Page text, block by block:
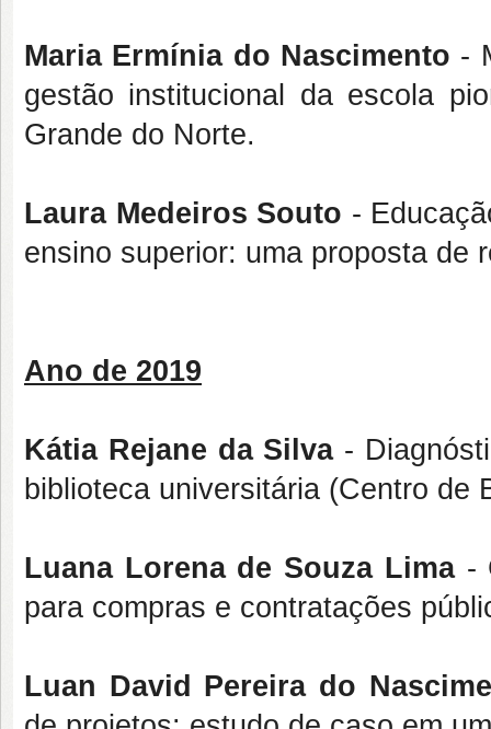
Maria Ermínia do Nascimento -
gestão institucional da escola
Grande do Norte.
Laura Medeiros Souto -
ensino superior: uma proposta de
Ano de 2019
Kátia Rejane da Silva-
biblioteca universitária (Centro de
Luana Lorena de Souza Lima-
para compras e contratações
Luan David Pereira do